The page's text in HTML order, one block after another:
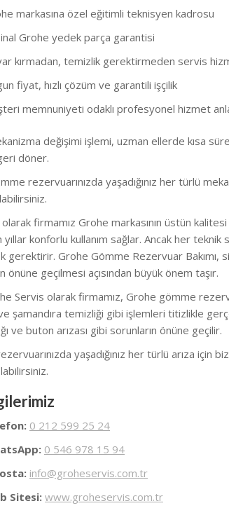
markasına özel eğitimli teknisyen kadrosu
Grohe yedek parça garantisi
kırmadan, temizlik gerektirmeden servis
fiyat, hızlı çözüm ve garantili işçilik
memnuniyeti odaklı profesyonel hizmet
değişimi işlemi, uzman ellerde kısa
döner.
rezervuarınızda yaşadığınız her türlü
olarak firmamız Grohe markasının üstün
yıllar konforlu kullanım sağlar. Ancak her
gerektirir. Grohe Gömme Rezervuar Bakımı,
önüne geçilmesi açısından büyük önem taşır.
Servis olarak firmamız, Grohe gömme
şamandıra temizliği gibi işlemleri titizlikle
ve buton arızası gibi sorunların önüne geçilir.
yaşadığınız her türlü arıza
0 212 599 25 24
0 546 978 15 94
info@groheservis.com.tr
Sitesi: www.groheservis.com.tr